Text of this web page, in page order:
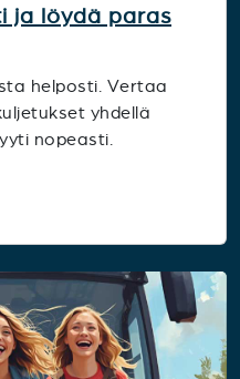
ja löydä paras
helposti. Vertaa
yhdellä
nopeasti.